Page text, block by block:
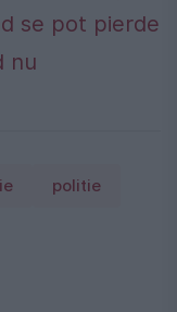
se pot pierde
nu
politie